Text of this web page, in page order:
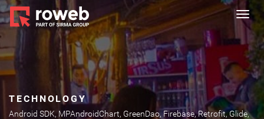
TECHNOLOGY
Android SDK, MPAndroidChart, GreenDao, Firebase, Retrofit, Glide,